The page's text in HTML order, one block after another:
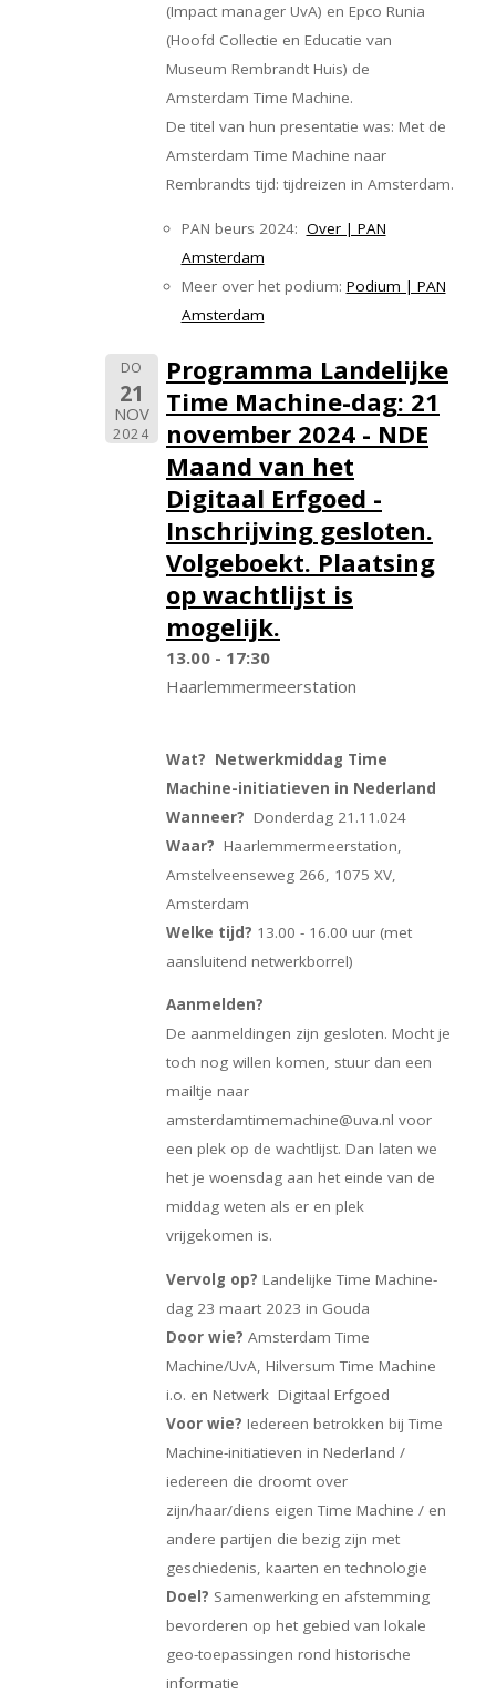
(Impact manager UvA) en Epco Runia
(Hoofd Collectie en Educatie van
Museum Rembrandt Huis) de
Amsterdam Time Machine.
De titel van hun presentatie was: Met de
Amsterdam Time Machine naar
Rembrandts tijd: tijdreizen in Amsterdam.
PAN beurs 2024: Over | PAN
Amsterdam
Meer over het podium: Podium | PAN
Amsterdam
DO
21
NOV
2024
Programma Landelijke
Time Machine-dag: 21
november 2024 - NDE
Maand van het
Digitaal Erfgoed -
Inschrijving gesloten.
Volgeboekt. Plaatsing
op wachtlijst is
mogelijk.
13.00 - 17:30
Haarlemmermeerstation
Wat? Netwerkmiddag Time
Machine-initiatieven in Nederland
Wanneer? Donderdag 21.11.024
Waar? Haarlemmermeerstation,
Amstelveenseweg 266, 1075 XV,
Amsterdam
Welke tijd? 13.00 - 16.00 uur (met
aansluitend netwerkborrel)
Aanmelden?
De aanmeldingen zijn gesloten. Mocht je
toch nog willen komen, stuur dan een
mailtje naar
amsterdamtimemachine@uva.nl voor
een plek op de wachtlijst. Dan laten we
het je woensdag aan het einde van de
middag weten als er en plek
vrijgekomen is.
Vervolg op? Landelijke Time Machine-
dag 23 maart 2023 in Gouda
Door wie? Amsterdam Time
Machine/UvA, Hilversum Time Machine
i.o. en Netwerk Digitaal Erfgoed
Voor wie? Iedereen betrokken bij Time
Machine-initiatieven in Nederland /
iedereen die droomt over
zijn/haar/diens eigen Time Machine / en
andere partijen die bezig zijn met
geschiedenis, kaarten en technologie
Doel? Samenwerking en afstemming
bevorderen op het gebied van lokale
geo-toepassingen rond historische
informatie